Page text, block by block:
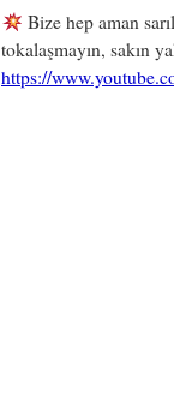
Bize hep aman
tokalaşmayın, sakın
https://